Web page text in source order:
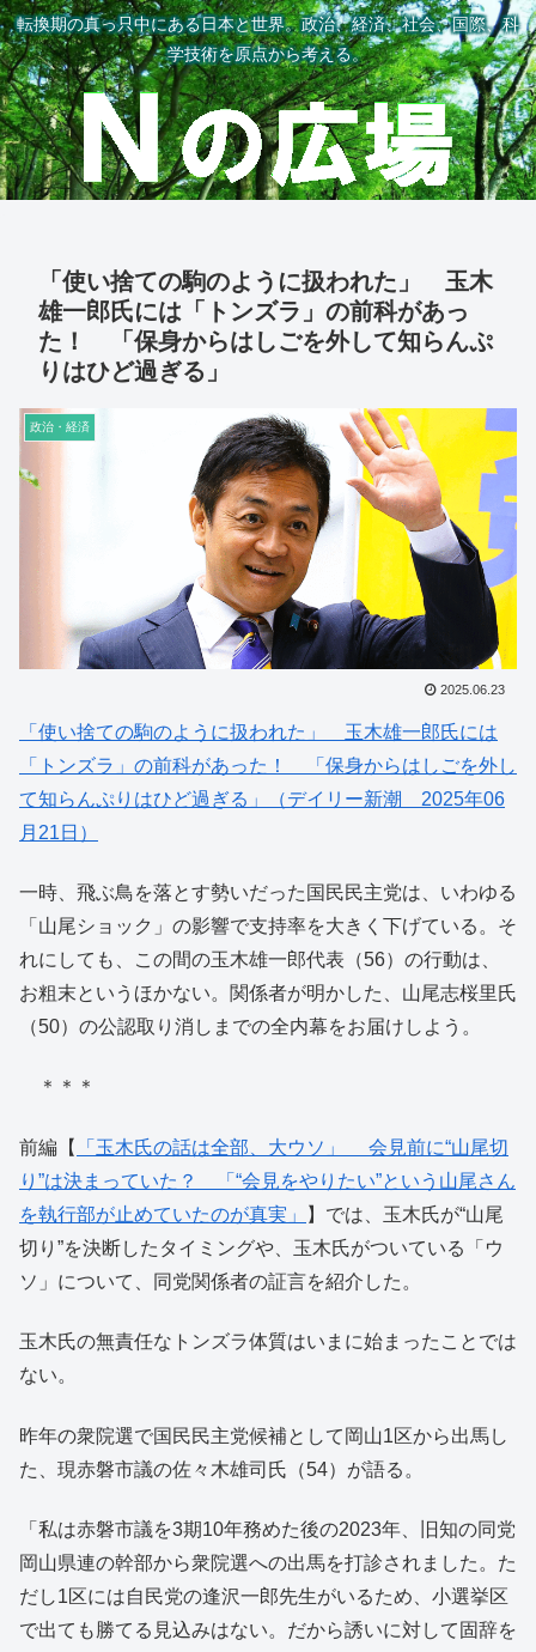
転換期の真っ只中にある日本と世界。政治、経済、社会、国際、科
学技術を原点から考える。
「使い捨ての駒のように扱われた」 玉木
雄一郎氏には「トンズラ」の前科があっ
た！ 「保身からはしごを外して知らんぷ
りはひど過ぎる」
政治・経済
2025.06.23
「使い捨ての駒のように扱われた」 玉木雄一郎氏には
「トンズラ」の前科があった！ 「保身からはしごを外し
て知らんぷりはひど過ぎる」（デイリー新潮 2025年06
月21日）
一時、飛ぶ鳥を落とす勢いだった国民民主党は、いわゆる
「山尾ショック」の影響で支持率を大きく下げている。そ
れにしても、この間の玉木雄一郎代表（56）の行動は、
お粗末というほかない。関係者が明かした、山尾志桜里氏
（50）の公認取り消しまでの全内幕をお届けしよう。
＊＊＊
前編【
「玉木氏の話は全部、大ウソ」 会見前に“山尾切
り”は決まっていた？ 「“会見をやりたい”という山尾さん
を執行部が止めていたのが真実」
】では、玉木氏が“山尾
切り”を決断したタイミングや、玉木氏がついている「ウ
ソ」について、同党関係者の証言を紹介した。
玉木氏の無責任なトンズラ体質はいまに始まったことでは
ない。
昨年の衆院選で国民民主党候補として岡山1区から出馬し
た、現赤磐市議の佐々木雄司氏（54）が語る。
「私は赤磐市議を3期10年務めた後の2023年、旧知の同党
岡山県連の幹部から衆院選への出馬を打診されました。た
だし1区には自民党の逢沢一郎先生がいるため、小選挙区
で出ても勝てる見込みはない。だから誘いに対して固辞を